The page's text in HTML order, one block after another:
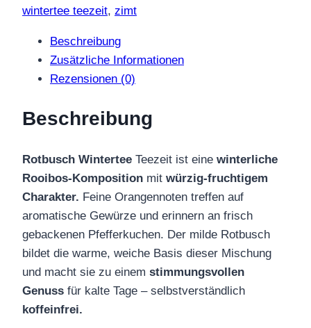
wintertee teezeit, zimt
Beschreibung
Zusätzliche Informationen
Rezensionen (0)
Beschreibung
Rotbusch Wintertee Teezeit ist eine winterliche
Rooibos-Komposition mit würzig-fruchtigem
Charakter. Feine Orangennoten treffen auf
aromatische Gewürze und erinnern an frisch
gebackenen Pfefferkuchen. Der milde Rotbusch
bildet die warme, weiche Basis dieser Mischung
und macht sie zu einem stimmungsvollen
Genuss für kalte Tage – selbstverständlich
koffeinfrei.